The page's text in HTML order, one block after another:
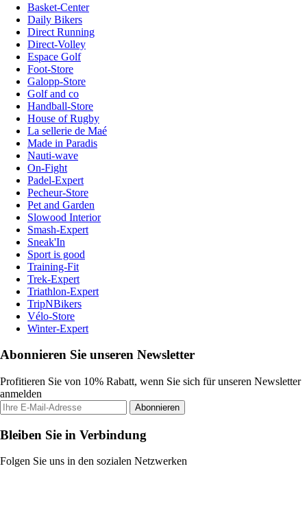
Basket-Center
Daily Bikers
Direct Running
Direct-Volley
Espace Golf
Foot-Store
Galopp-Store
Golf and co
Handball-Store
House of Rugby
La sellerie de Maé
Made in Paradis
Nauti-wave
On-Fight
Padel-Expert
Pecheur-Store
Pet and Garden
Slowood Interior
Smash-Expert
Sneak'In
Sport is good
Training-Fit
Trek-Expert
Triathlon-Expert
TripNBikers
Vélo-Store
Winter-Expert
Abonnieren Sie unseren Newsletter
Profitieren Sie von 10% Rabatt, wenn Sie sich für unseren Newsletter
anmelden
Abonnieren
Bleiben Sie in Verbindung
Folgen Sie uns in den sozialen Netzwerken